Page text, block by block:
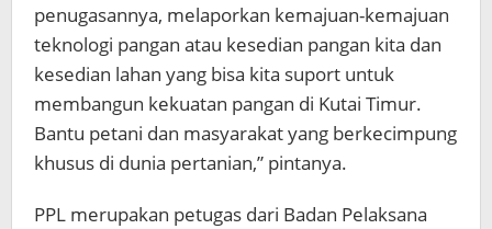
penugasannya, melaporkan kemajuan-kemajuan
teknologi pangan atau kesedian pangan kita dan
kesedian lahan yang bisa kita suport untuk
membangun kekuatan pangan di Kutai Timur.
Bantu petani dan masyarakat yang berkecimpung
khusus di dunia pertanian,” pintanya.
PPL merupakan petugas dari Badan Pelaksana